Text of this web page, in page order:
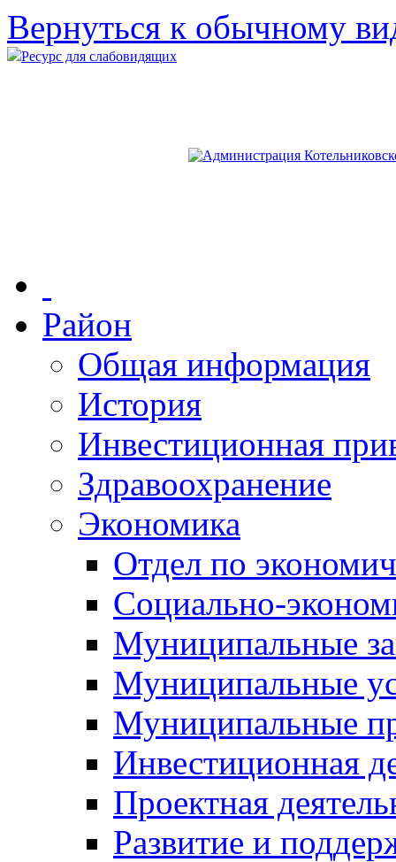
Вернуться к обычному
Ресурс для слабовидящих
Район
Общая информация
История
Инвестиционная
Здравоохранение
Экономика
Отдел по
Социально-
Муниципальные
Муниципальные
Муниципальные
Инвестиционная
Проектная
Развитие и